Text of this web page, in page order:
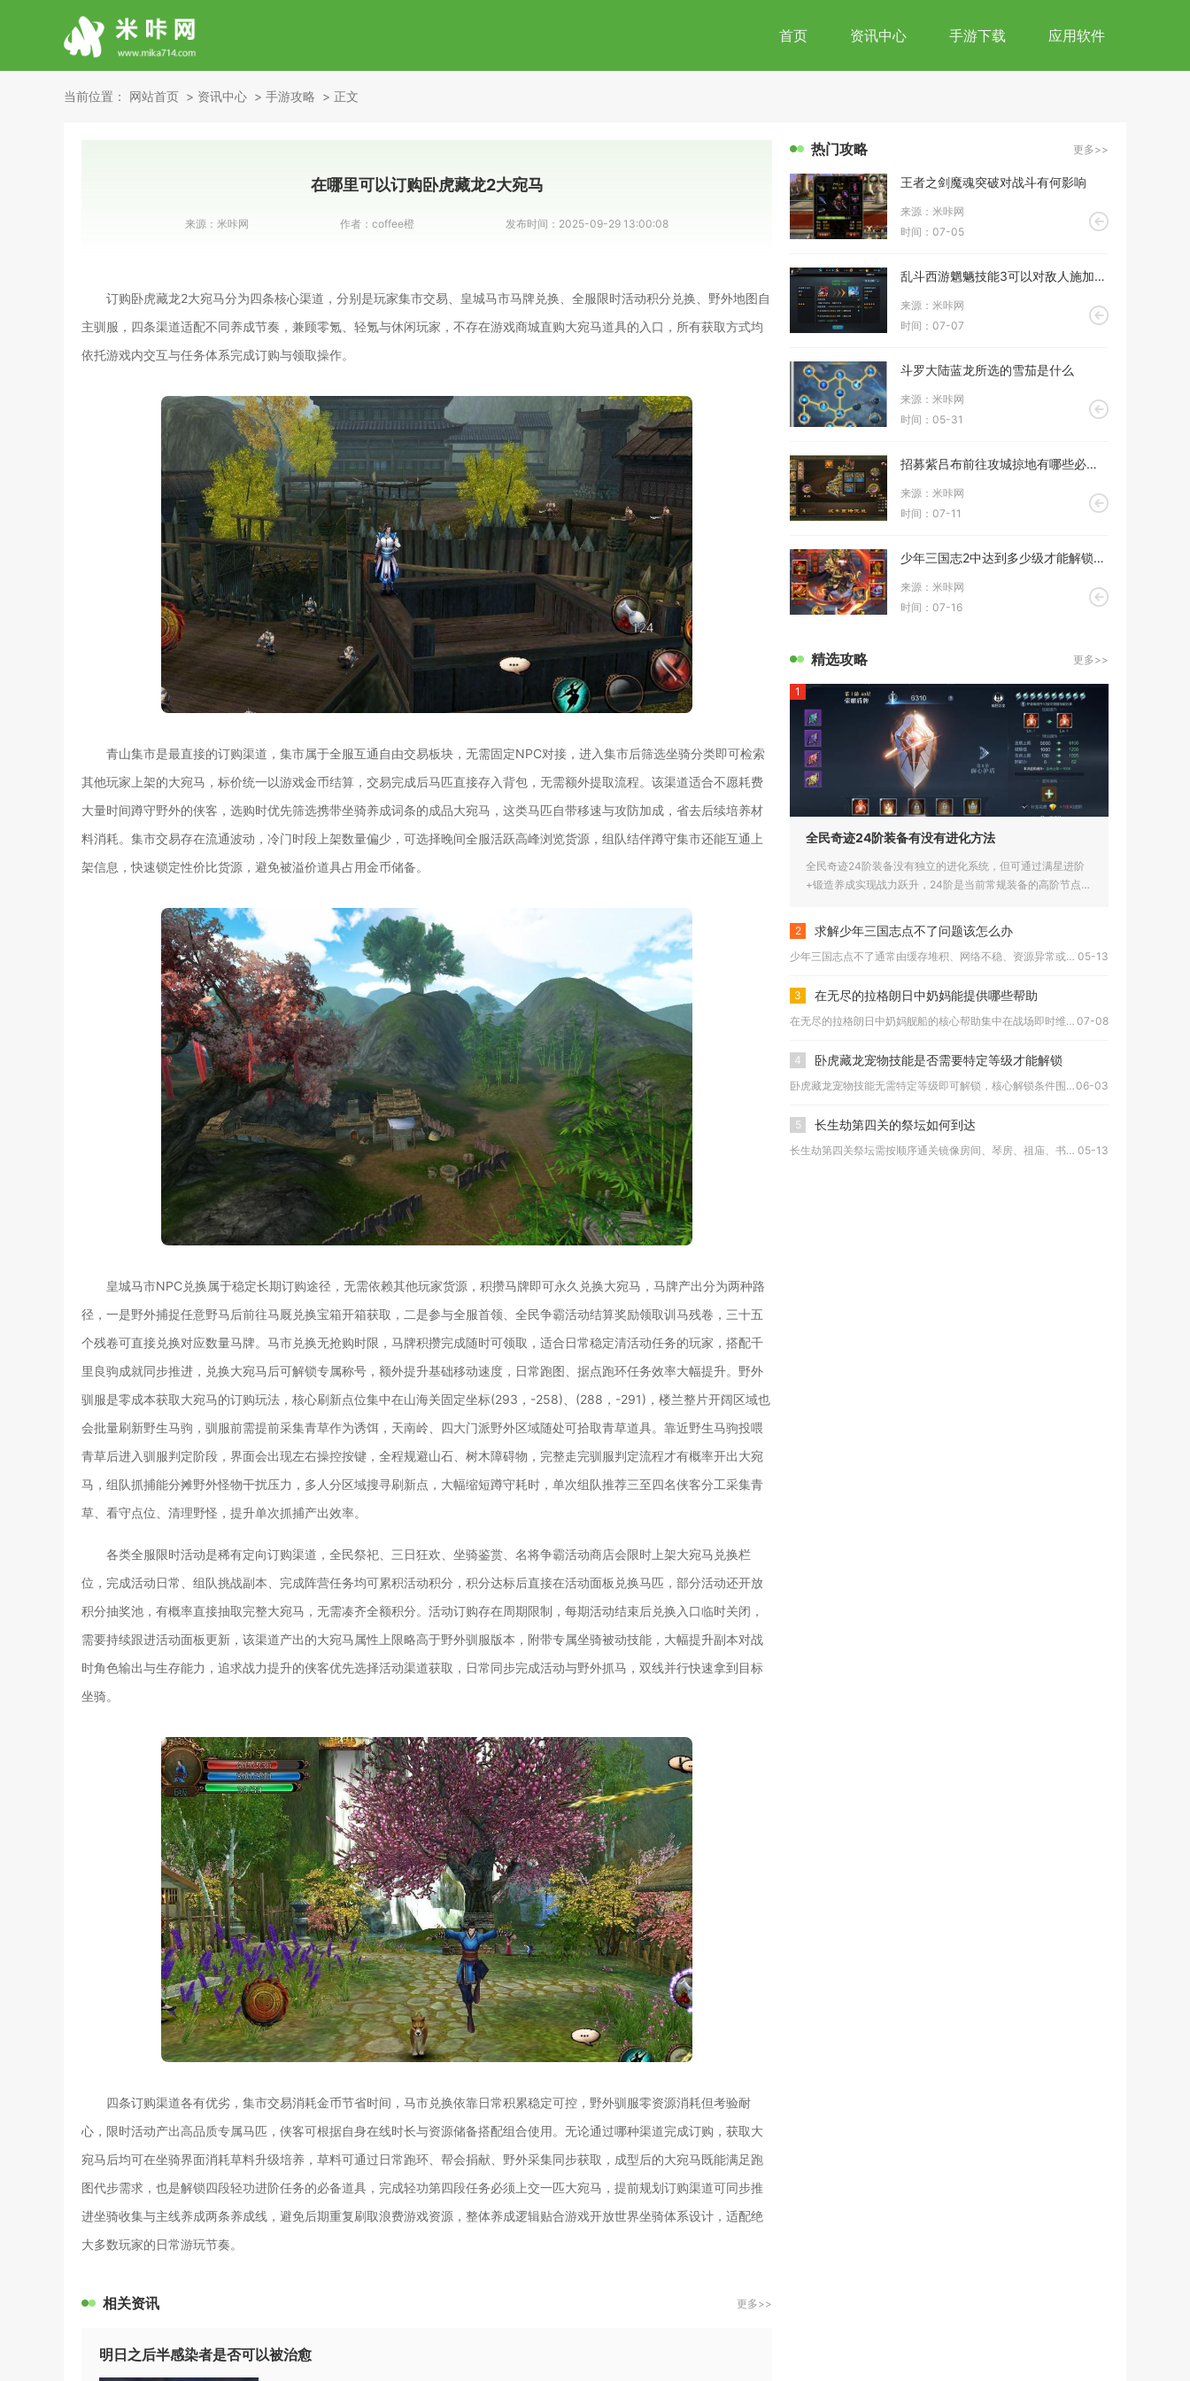
首页 资讯中心 手游下载 应用软件
当前位置： 网站首页 资讯中心 手游攻略 正文
在哪里可以订购卧虎藏龙2大宛马
来源： 米咔网 作者： coffee橙 发布时间： 2025-09-29 13:00:08
订购卧虎藏龙2大宛马分为四条核心渠道，分别是玩家集市交易、皇城马市马牌兑换、全服限时活动积分兑换、野外地图自
主驯服，四条渠道适配不同养成节奏，兼顾零氪、轻氪与休闲玩家，不存在游戏商城直购大宛马道具的入口，所有获取方式均
依托游戏内交互与任务体系完成订购与领取操作。
青山集市是最直接的订购渠道，集市属于全服互通自由交易板块，无需固定NPC对接，进入集市后筛选坐骑分类即可检索
其他玩家上架的大宛马，标价统一以游戏金币结算，交易完成后马匹直接存入背包，无需额外提取流程。该渠道适合不愿耗费
大量时间蹲守野外的侠客，选购时优先筛选携带坐骑养成词条的成品大宛马，这类马匹自带移速与攻防加成，省去后续培养材
料消耗。集市交易存在流通波动，冷门时段上架数量偏少，可选择晚间全服活跃高峰浏览货源，组队结伴蹲守集市还能互通上
架信息，快速锁定性价比货源，避免被溢价道具占用金币储备。
皇城马市NPC兑换属于稳定长期订购途径，无需依赖其他玩家货源，积攒马牌即可永久兑换大宛马，马牌产出分为两种路
径，一是野外捕捉任意野马后前往马厩兑换宝箱开箱获取，二是参与全服首领、全民争霸活动结算奖励领取训马残卷，三十五
个残卷可直接兑换对应数量马牌。马市兑换无抢购时限，马牌积攒完成随时可领取，适合日常稳定清活动任务的玩家，搭配千
里良驹成就同步推进，兑换大宛马后可解锁专属称号，额外提升基础移动速度，日常跑图、据点跑环任务效率大幅提升。野外
驯服是零成本获取大宛马的订购玩法，核心刷新点位集中在山海关固定坐标(293，-258)、(288，-291)，楼兰整片开阔区域也
会批量刷新野生马驹，驯服前需提前采集青草作为诱饵，天南岭、四大门派野外区域随处可拾取青草道具。靠近野生马驹投喂
青草后进入驯服判定阶段，界面会出现左右操控按键，全程规避山石、树木障碍物，完整走完驯服判定流程才有概率开出大宛
马，组队抓捕能分摊野外怪物干扰压力，多人分区域搜寻刷新点，大幅缩短蹲守耗时，单次组队推荐三至四名侠客分工采集青
草、看守点位、清理野怪，提升单次抓捕产出效率。
各类全服限时活动是稀有定向订购渠道，全民祭祀、三日狂欢、坐骑鉴赏、名将争霸活动商店会限时上架大宛马兑换栏
位，完成活动日常、组队挑战副本、完成阵营任务均可累积活动积分，积分达标后直接在活动面板兑换马匹，部分活动还开放
积分抽奖池，有概率直接抽取完整大宛马，无需凑齐全额积分。活动订购存在周期限制，每期活动结束后兑换入口临时关闭，
需要持续跟进活动面板更新，该渠道产出的大宛马属性上限略高于野外驯服版本，附带专属坐骑被动技能，大幅提升副本对战
时角色输出与生存能力，追求战力提升的侠客优先选择活动渠道获取，日常同步完成活动与野外抓马，双线并行快速拿到目标
坐骑。
四条订购渠道各有优劣，集市交易消耗金币节省时间，马市兑换依靠日常积累稳定可控，野外驯服零资源消耗但考验耐
心，限时活动产出高品质专属马匹，侠客可根据自身在线时长与资源储备搭配组合使用。无论通过哪种渠道完成订购，获取大
宛马后均可在坐骑界面消耗草料升级培养，草料可通过日常跑环、帮会捐献、野外采集同步获取，成型后的大宛马既能满足跑
图代步需求，也是解锁四段轻功进阶任务的必备道具，完成轻功第四段任务必须上交一匹大宛马，提前规划订购渠道可同步推
进坐骑收集与主线养成两条养成线，避免后期重复刷取浪费游戏资源，整体养成逻辑贴合游戏开放世界坐骑体系设计，适配绝
大多数玩家的日常游玩节奏。
相关资讯 更多>>
明日之后半感染者是否可以被治愈
热门攻略 更多>>
王者之剑魔魂突破对战斗有何影响
来源：米咔网
时间：07-05
乱斗西游魍魉技能3可以对敌人施加哪些负面效果
来源：米咔网
时间：07-07
斗罗大陆蓝龙所选的雪茄是什么
来源：米咔网
时间：05-31
招募紫吕布前往攻城掠地有哪些必备条件
来源：米咔网
时间：07-11
少年三国志2中达到多少级才能解锁图腾
来源：米咔网
时间：07-16
精选攻略 更多>>
1
全民奇迹24阶装备有没有进化方法
全民奇迹24阶装备没有独立的进化系统，但可通过满星进阶
+锻造养成实现战力跃升，24阶是当前常规装备的高阶节点，
2 求解少年三国志点不了问题该怎么办
少年三国志点不了通常由缓存堆积、网络不稳、资源异常或设备性能... 05-13
3 在无尽的拉格朗日中奶妈能提供哪些帮助
在无尽的拉格朗日中奶妈舰船的核心帮助集中在战场即时维修、舰队... 07-08
4 卧虎藏龙宠物技能是否需要特定等级才能解锁
卧虎藏龙宠物技能无需特定等级即可解锁，核心解锁条件围绕宠物品...06-03
5 长生劫第四关的祭坛如何到达
长生劫第四关祭坛需按顺序通关镜像房间、琴房、祖庙、书房等关键... 05-13